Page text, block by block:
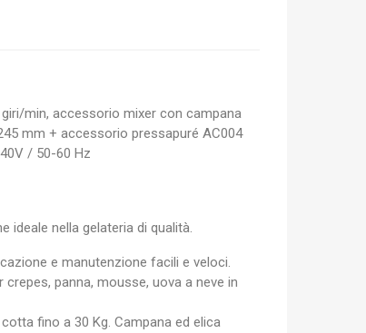
min, accessorio mixer con campana
mm + accessorio pressapuré AC004
/ 50-60 Hz
ideale nella gelateria di qualità.
e manutenzione facili e veloci.
panna, mousse, uova a neve in
fino a 30 Kg. Campana ed elica